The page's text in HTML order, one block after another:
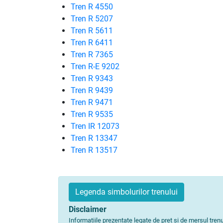
Tren R 4550
Tren R 5207
Tren R 5611
Tren R 6411
Tren R 7365
Tren R-E 9202
Tren R 9343
Tren R 9439
Tren R 9471
Tren R 9535
Tren IR 12073
Tren R 13347
Tren R 13517
Legenda simbolurilor trenului
Disclaimer
Informațiile prezentate legate de preț și de mersul